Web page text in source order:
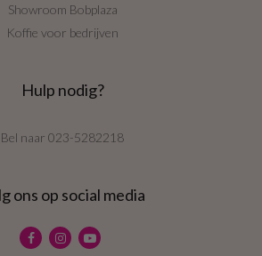
Showroom Bobplaza
Koffie voor bedrijven
Hulp nodig?
Bel naar 023-5282218
ons op social media